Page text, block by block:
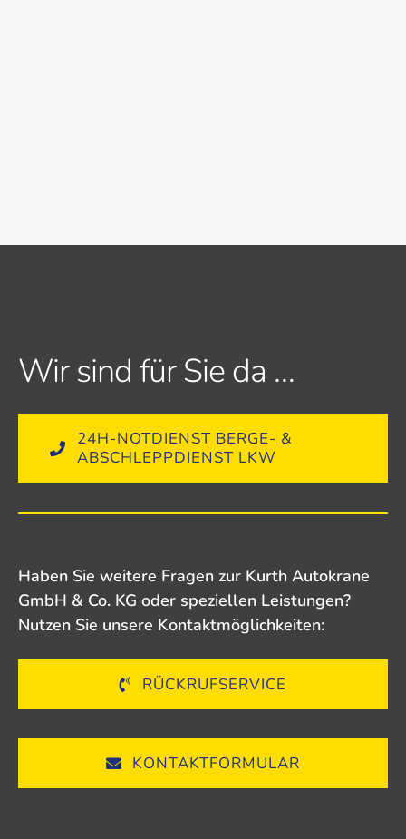
Wir sind für Sie da …
24H-NOTDIENST BERGE- &
ABSCHLEPPDIENST LKW
Haben Sie weitere Fragen zur Kurth Autokrane
GmbH & Co. KG oder speziellen Leistungen?
Nutzen Sie unsere Kontaktmöglichkeiten:
RÜCKRUFSERVICE
KONTAKTFORMULAR